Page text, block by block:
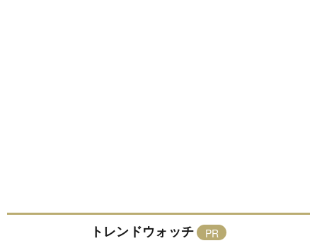
トレンドウォッチ